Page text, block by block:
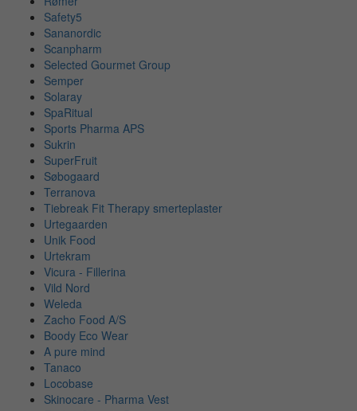
Safety5
Sananordic
Scanpharm
Selected Gourmet Group
Semper
Solaray
SpaRitual
Sports Pharma APS
Sukrin
SuperFruit
Søbogaard
Terranova
Tiebreak Fit Therapy smerteplaster
Urtegaarden
Unik Food
Urtekram
Vicura - Fillerina
Vild Nord
Weleda
Zacho Food A/S
Boody Eco Wear
A pure mind
Tanaco
Locobase
Skinocare - Pharma Vest